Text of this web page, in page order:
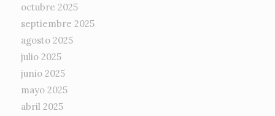
octubre 2025
septiembre 2025
agosto 2025
julio 2025
junio 2025
mayo 2025
abril 2025